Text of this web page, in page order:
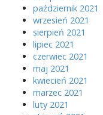
październik 2021
wrzesień 2021
sierpień 2021
lipiec 2021
czerwiec 2021
maj 2021
kwiecień 2021
marzec 2021
luty 2021